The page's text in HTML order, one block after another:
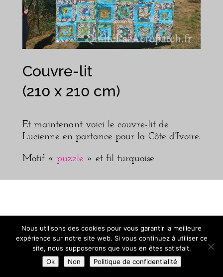
Couvre-lit
(210 x 210 cm)
Et maintenant voici le couvre-lit de
Lucienne en partance pour la Côte d’Ivoire.
Motif « puzzle » et fil turquoise
Centre de table
(54 x 134 cm)
Nous utilisons des cookies pour vous garantir la meilleure
expérience sur notre site web. Si vous continuez à utiliser ce
site, nous supposerons que vous en êtes satisfait.
Ok
Non Politique de confidentialité